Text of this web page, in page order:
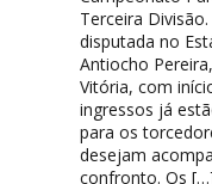
Terceira
disputada no
Antiocho
Vitória, com
ingressos já
para os
desejam
confronto. Os